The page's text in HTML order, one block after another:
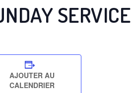
SERVICE
AJOUTER AU
CALENDRIER